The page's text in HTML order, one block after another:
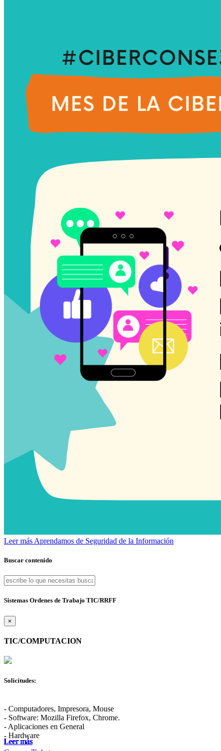
Leer más Aprendamos de Seguridad de la Información
Buscar contenido
Sistemas Ordenes de Trabajo TIC/RRFF
×
TIC/COMPUTACION
Solicitudes:
- Computadores, Impresora, Mouse
- Software: Mozilla Firefox, Chrome.
- Aplicaciones en General
- Hardware
Leer más
Leer más
Leer más
Leer más
Leer más
Leer más
Leer más
Leer más
Leer más
Leer más
Leer más
Leer más